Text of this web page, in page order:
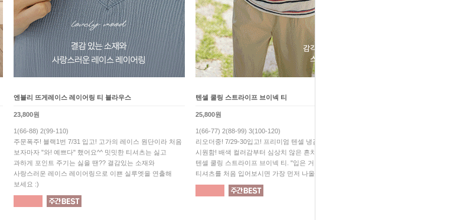
엔블리 뜨게레이스 레이어링 티 블라우스
23,800원
1(66-88) 2(99-110)
주문폭주! 블랙1번 7/31 입고! 고가의 레이스 원단이라 처음
보자마자 "와! 예쁘다" 했어요^^ 밋밋한 티셔츠는 싫고
과하게 포인트 주기는 싫을 땐?? 결감있는 소재와
사랑스러운 레이스 레이어링으로 이쁜 실루엣을 연출해
보세요 :)
텐셀 쿨링 스트라이프 브이넥 티
25,800원
1(66-77) 2(88-99) 3(100-120)
리오더중! 7/29-30입고! 프리미엄 텐셀 냉감 소재! 극강의
시원함! 배색 컬러감부터 심상치 않은 흔치 않는 색감의
텐셀 쿨링 스트라이프 브이넥 티. "입은 거 맞아...?" 아마 요
티셔츠를 처음 입어보시면 가장 먼저 나올 말일거예요.